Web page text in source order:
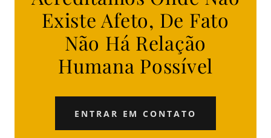
Existe Afeto, De Fato
Não Há Relação
Humana Possível
ENTRAR EM CONTATO